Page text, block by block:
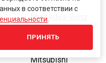
Mercedes-Benz
Mitsubishi
в соответствии с
ПРИНЯТЬ